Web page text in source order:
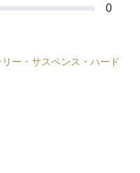
0
リー・サスペンス・ハード